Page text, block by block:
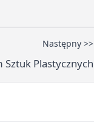
Następny >>
Sztuk Plastycznych